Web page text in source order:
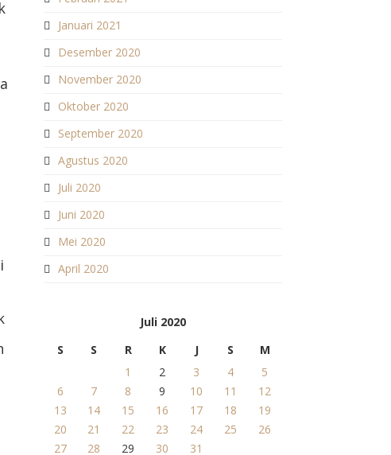
Januari 2021
Desember 2020
November 2020
Oktober 2020
September 2020
Agustus 2020
Juli 2020
Juni 2020
Mei 2020
April 2020
Juli 2020
S
S R K J S
M
1
2 3 4
5
6
7 8 9 10 11
12
13
14 15 16 17 18
19
20
21 22 23 24 25
26
27
28 29 30 31